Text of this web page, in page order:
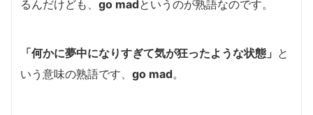
るんだけども、 go madというのが熟語なのです。
「何かに夢中になりすぎて気が狂ったような状態」 と
いう意味の熟語です、 go mad。